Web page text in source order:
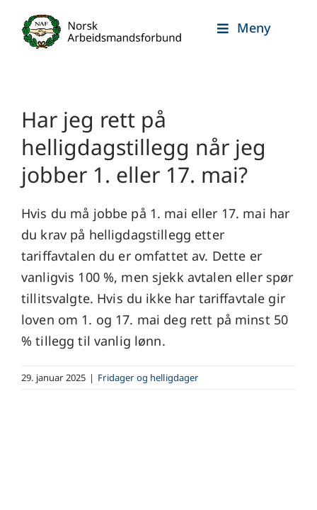
content
Meny
Har jeg rett på
helligdagstillegg når jeg
jobber 1. eller 17. mai?
Hvis du må jobbe på 1. mai eller 17. mai har
du krav på helligdagstillegg etter
tariffavtalen du er omfattet av. Dette er
vanligvis 100 %, men sjekk avtalen eller spør
tillitsvalgte. Hvis du ikke har tariffavtale gir
loven om 1. og 17. mai deg rett på minst 50
% tillegg til vanlig lønn.
29. januar 2025 | Fridager og helligdager